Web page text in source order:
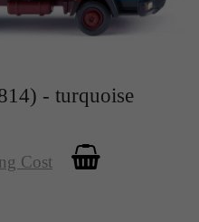
- turquoise
Cost